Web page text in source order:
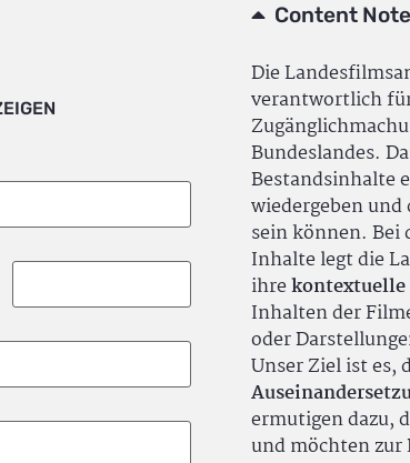
Content Note
Die
verantwortlich
Bundeslandes.
Bestandsinhalte
wiedergeben
sein können. Bei
Inhalte legt die
ihre
Inhalten der
oder
Unser Ziel ist es,
ermutigen dazu,
und möchten zur